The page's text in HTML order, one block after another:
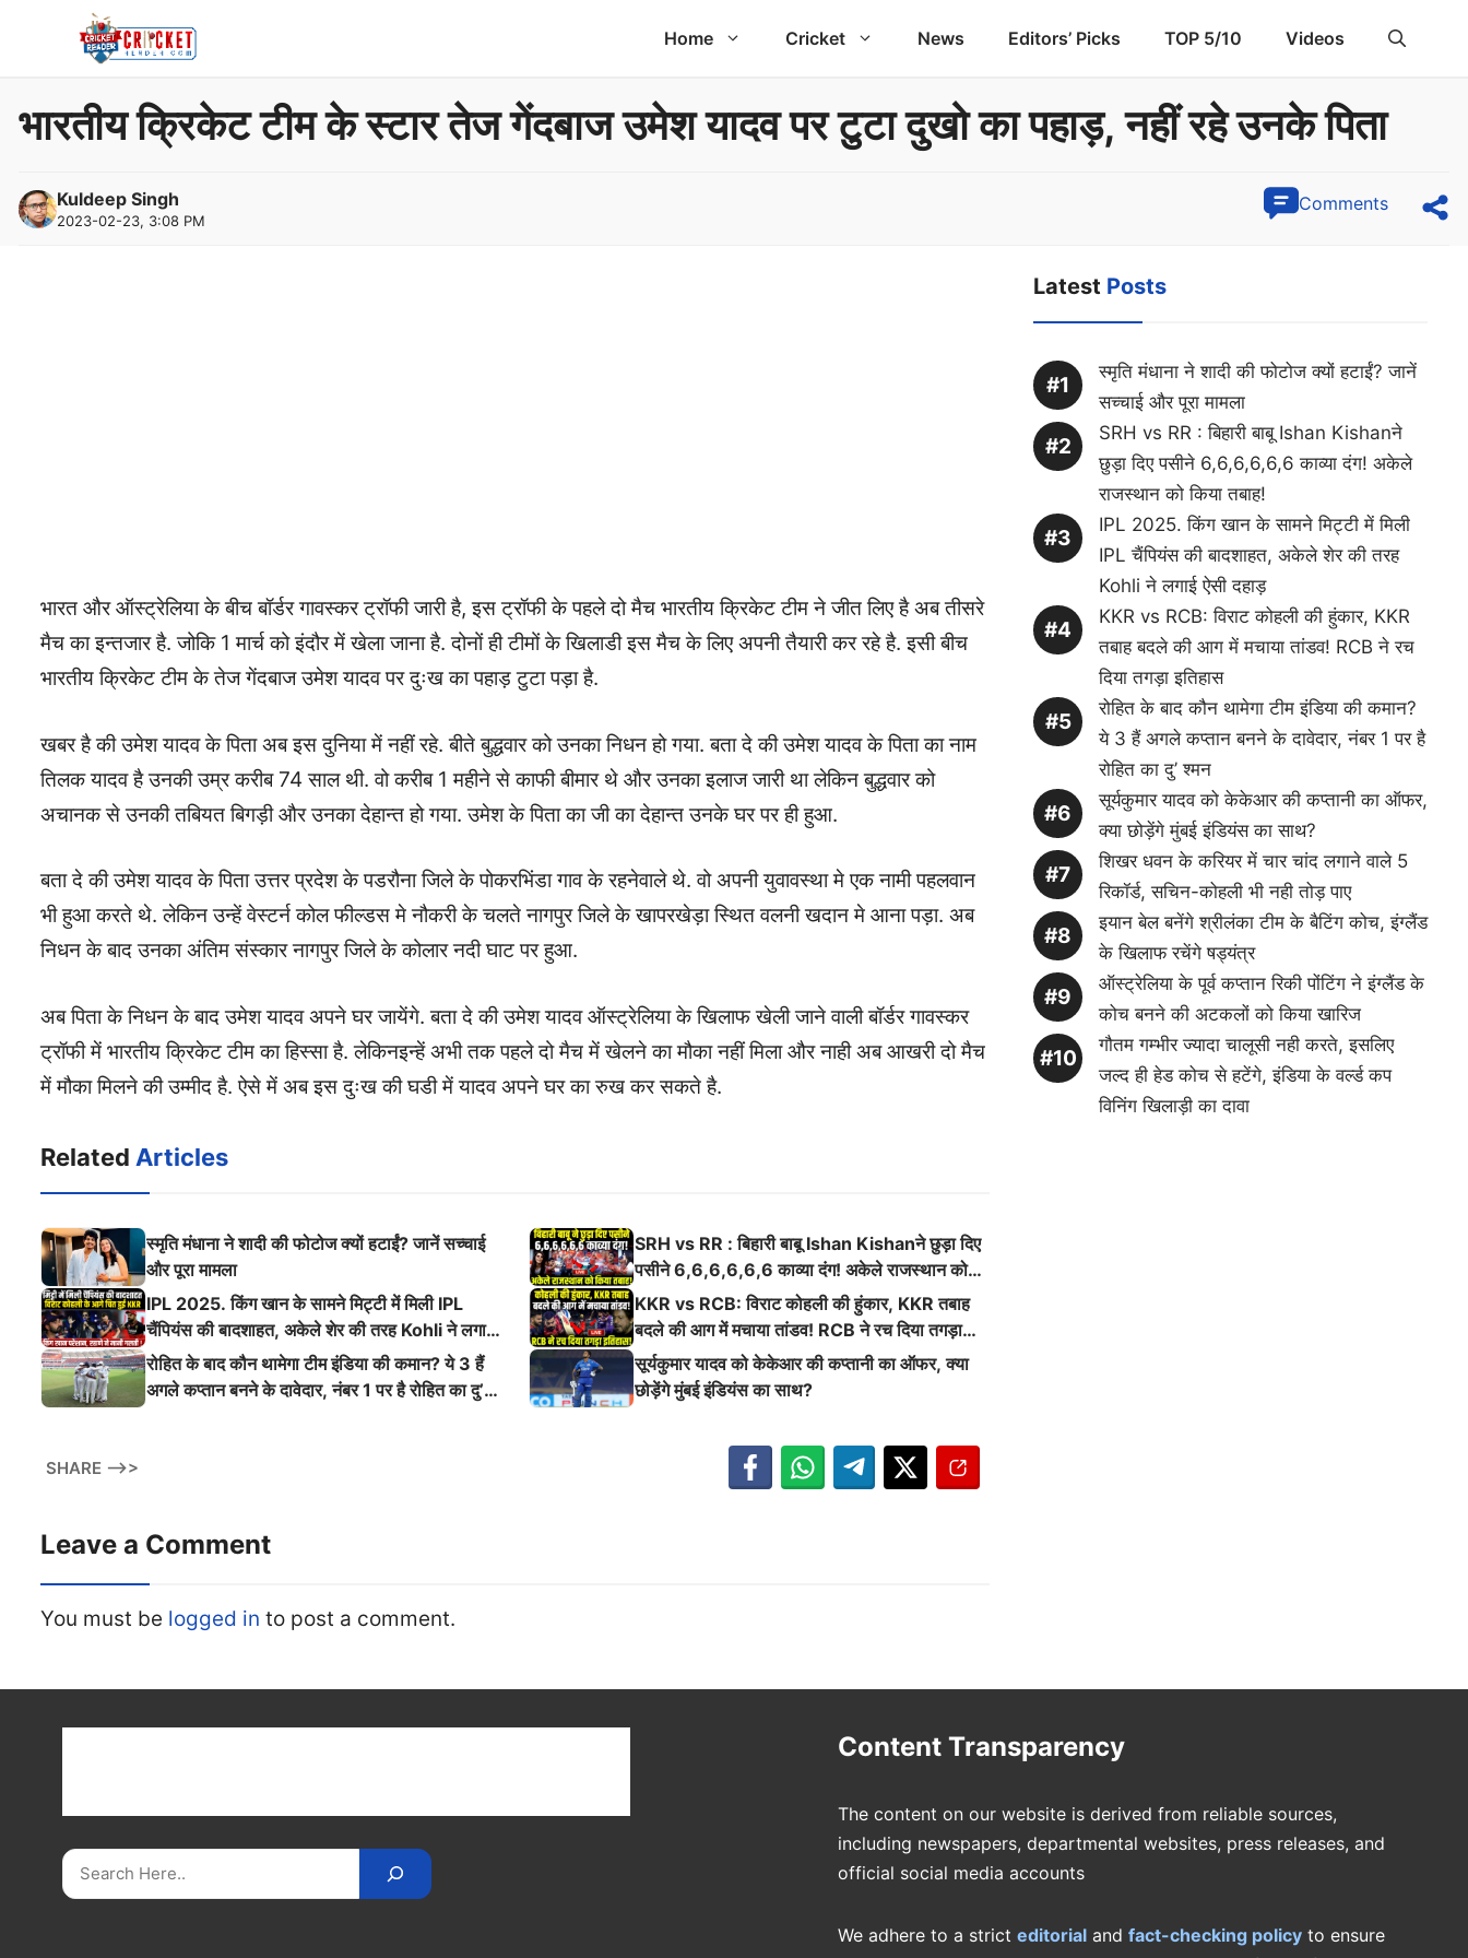
Home Cricket News Editors’ Picks TOP 5/10 Videos
भारतीय क्रिकेट टीम के स्टार तेज गेंदबाज उमेश यादव पर टुटा दुखो का पहाड़, नहीं रहे उनके पिता
Kuldeep Singh
2023-02-23, 3:08 PM
Comments
भारत और ऑस्ट्रेलिया के बीच बॉर्डर गावस्कर ट्रॉफी जारी है, इस ट्रॉफी के पहले दो मैच भारतीय क्रिकेट टीम ने जीत लिए है अब तीसरे
मैच का इन्तजार है. जोकि 1 मार्च को इंदौर में खेला जाना है. दोनों ही टीमों के खिलाडी इस मैच के लिए अपनी तैयारी कर रहे है. इसी बीच
भारतीय क्रिकेट टीम के तेज गेंदबाज उमेश यादव पर दुःख का पहाड़ टुटा पड़ा है.
खबर है की उमेश यादव के पिता अब इस दुनिया में नहीं रहे. बीते बुद्धवार को उनका निधन हो गया. बता दे की उमेश यादव के पिता का नाम
तिलक यादव है उनकी उम्र करीब 74 साल थी. वो करीब 1 महीने से काफी बीमार थे और उनका इलाज जारी था लेकिन बुद्धवार को
अचानक से उनकी तबियत बिगड़ी और उनका देहान्त हो गया. उमेश के पिता का जी का देहान्त उनके घर पर ही हुआ.
बता दे की उमेश यादव के पिता उत्तर प्रदेश के पडरौना जिले के पोकरभिंडा गाव के रहनेवाले थे. वो अपनी युवावस्था मे एक नामी पहलवान
भी हुआ करते थे. लेकिन उन्हें वेस्टर्न कोल फील्डस मे नौकरी के चलते नागपुर जिले के खापरखेड़ा स्थित वलनी खदान मे आना पड़ा. अब
निधन के बाद उनका अंतिम संस्कार नागपुर जिले के कोलार नदी घाट पर हुआ.
अब पिता के निधन के बाद उमेश यादव अपने घर जायेंगे. बता दे की उमेश यादव ऑस्ट्रेलिया के खिलाफ खेली जाने वाली बॉर्डर गावस्कर
ट्रॉफी में भारतीय क्रिकेट टीम का हिस्सा है. लेकिनइन्हें अभी तक पहले दो मैच में खेलने का मौका नहीं मिला और नाही अब आखरी दो मैच
में मौका मिलने की उम्मीद है. ऐसे में अब इस दुःख की घडी में यादव अपने घर का रुख कर सकते है.
Related Articles
स्मृति मंधाना ने शादी की फोटोज क्यों हटाईं? जानें सच्चाई
और पूरा मामला
SRH vs RR : बिहारी बाबू Ishan Kishanने छुड़ा दिए
पसीने 6,6,6,6,6,6 काव्या दंग! अकेले राजस्थान को
किया तबाह!
IPL 2025. किंग खान के सामने मिट्टी में मिली IPL
चैंपियंस की बादशाहत, अकेले शेर की तरह Kohli ने लगाई
ऐसी दहाड़
KKR vs RCB: विराट कोहली की हुंकार, KKR तबाह
बदले की आग में मचाया तांडव! RCB ने रच दिया तगड़ा
इतिहास
रोहित के बाद कौन थामेगा टीम इंडिया की कमान? ये 3 हैं
अगले कप्तान बनने के दावेदार, नंबर 1 पर है रोहित का दु’
सूर्यकुमार यादव को केकेआर की कप्तानी का ऑफर, क्या
छोड़ेंगे मुंबई इंडियंस का साथ?
SHARE -->>
Leave a Comment
You must be logged in to post a comment.
Latest Posts
स्मृति मंधाना ने शादी की फोटोज क्यों हटाईं? जानें
सच्चाई और पूरा मामला
SRH vs RR : बिहारी बाबू Ishan Kishanने
छुड़ा दिए पसीने 6,6,6,6,6,6 काव्या दंग! अकेले
राजस्थान को किया तबाह!
IPL 2025. किंग खान के सामने मिट्टी में मिली
IPL चैंपियंस की बादशाहत, अकेले शेर की तरह
Kohli ने लगाई ऐसी दहाड़
KKR vs RCB: विराट कोहली की हुंकार, KKR
तबाह बदले की आग में मचाया तांडव! RCB ने रच
दिया तगड़ा इतिहास
रोहित के बाद कौन थामेगा टीम इंडिया की कमान?
ये 3 हैं अगले कप्तान बनने के दावेदार, नंबर 1 पर है
रोहित का दु’ श्मन
सूर्यकुमार यादव को केकेआर की कप्तानी का ऑफर,
क्या छोड़ेंगे मुंबई इंडियंस का साथ?
शिखर धवन के करियर में चार चांद लगाने वाले 5
रिकॉर्ड, सचिन-कोहली भी नही तोड़ पाए
इयान बेल बनेंगे श्रीलंका टीम के बैटिंग कोच, इंग्लैंड
के खिलाफ रचेंगे षड्यंत्र
ऑस्ट्रेलिया के पूर्व कप्तान रिकी पोंटिंग ने इंग्लैंड के
कोच बनने की अटकलों को किया खारिज
गौतम गम्भीर ज्यादा चालूसी नही करते, इसलिए
जल्द ही हेड कोच से हटेंगे, इंडिया के वर्ल्ड कप
विनिंग खिलाड़ी का दावा
Search
Content Transparency
The content on our website is derived from reliable sources,
including newspapers, departmental websites, press releases, and
official social media accounts
We adhere to a strict editorial and fact-checking policy to ensure